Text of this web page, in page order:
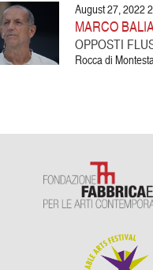
August 27, 2022
MARCO
OPPOSTI
Rocca di